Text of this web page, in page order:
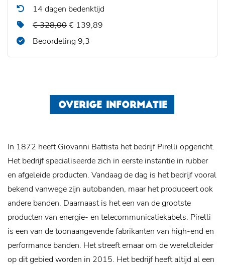
14 dagen bedenktijd
€ 328,00€ 139,89
Beoordeling 9,3
OVERIGE INFORMATIE
In 1872 heeft Giovanni Battista het bedrijf Pirelli opgericht.
Het bedrijf specialiseerde zich in eerste instantie in rubber
en afgeleide producten. Vandaag de dag is het bedrijf vooral
bekend vanwege zijn autobanden, maar het produceert ook
andere banden. Daarnaast is het een van de grootste
producten van energie- en telecommunicatiekabels. Pirelli
is een van de toonaangevende fabrikanten van high-end en
performance banden. Het streeft ernaar om de wereldleider
op dit gebied worden in 2015. Het bedrijf heeft altijd al een